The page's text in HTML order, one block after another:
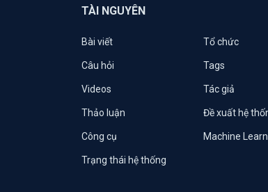
TÀI NGUYÊN
Bài viết Tổ chức
Câu hỏi Tags
Videos Tác giả
Thảo luận Đề xuất hệ
Công cụ Machine
Trạng thái hệ thống